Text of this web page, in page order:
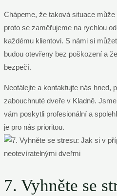
Chápeme, že taková situace
proto se zaměřujeme na rychlou
každému klientovi. S námi si
budou otevřeny bez poškození a
bezpečí.
Neotálejte a kontaktujte nás hned,
zabouchnuté dveře v Kladně.
vám poskytli profesionální a
je pro nás prioritou.
7. Vyhněte se